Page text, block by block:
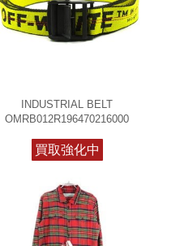
INDUSTRIAL BELT
OMRB012R196470216000
買取強化中